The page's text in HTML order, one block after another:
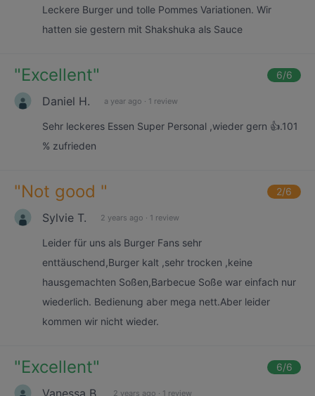
Leckere Burger und tolle Pommes Variationen. Wir
hatten sie gestern mit Shakshuka als Sauce
"Excellent" 6/6
Daniel H. a year ago · 1 review
Sehr leckeres Essen Super Personal ,wieder gern 👍.101
% zufrieden
"Not good " 2/6
Sylvie T. 2 years ago · 1 review
Leider für uns als Burger Fans sehr
enttäuschend,Burger kalt ,sehr trocken ,keine
hausgemachten Soßen,Barbecue Soße war einfach nur
wiederlich. Bedienung aber mega nett.Aber leider
kommen wir nicht wieder.
"Excellent" 6/6
Vanessa B. 2 years ago · 1 review